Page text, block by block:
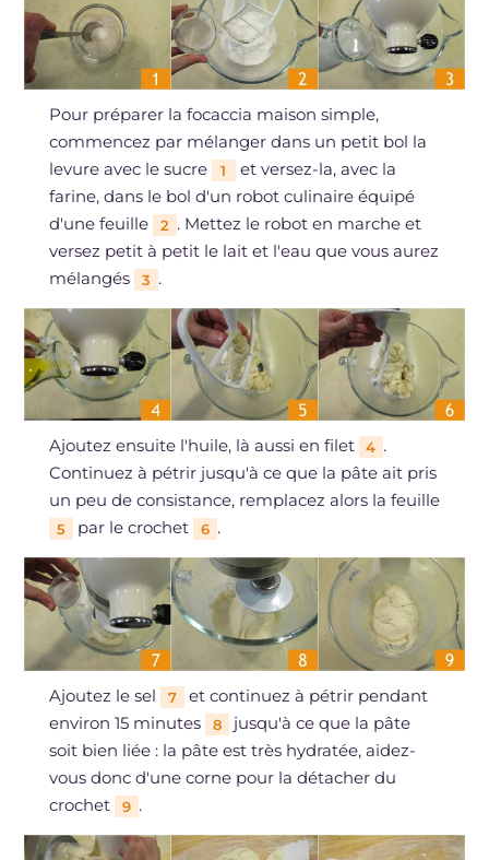
Pour préparer la focaccia maison simple,
commencez par mélanger dans un petit bol la
levure avec le sucre
1
et versez-la, avec la
farine, dans le bol d'un robot culinaire équipé
d'une feuille
2 . Mettez le robot en marche et
versez petit à petit le lait et l'eau que vous aurez
mélangés
3 .
Ajoutez ensuite l'huile, là aussi en filet 4 .
Continuez à pétrir jusqu'à ce que la pâte ait pris
un peu de consistance, remplacez alors la feuille
5 par le crochet 6 .
Ajoutez le sel 7
et continuez à pétrir pendant
environ 15 minutes
8
jusqu'à ce que la pâte
soit bien liée : la pâte est très hydratée, aidez-
vous donc d'une corne pour la détacher du
crochet
9 .